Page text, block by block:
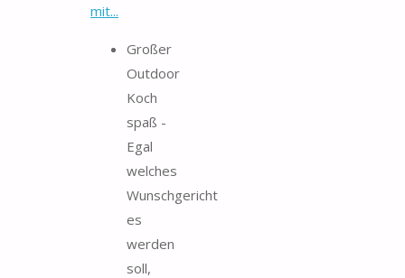
mit...
Großer
Outdoor
Koch
spaß -
Egal
welches
Wunschgericht
es
werden
soll,